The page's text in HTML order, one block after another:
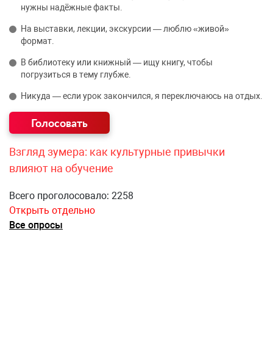
нужны надёжные факты.
На выставки, лекции, экскурсии — люблю «живой»
формат.
В библиотеку или книжный — ищу книгу, чтобы
погрузиться в тему глубже.
Никуда — если урок закончился, я переключаюсь на отдых.
Взгляд зумера: как культурные привычки
влияют на обучение
Всего проголосовало: 2258
Открыть отдельно
Все опросы